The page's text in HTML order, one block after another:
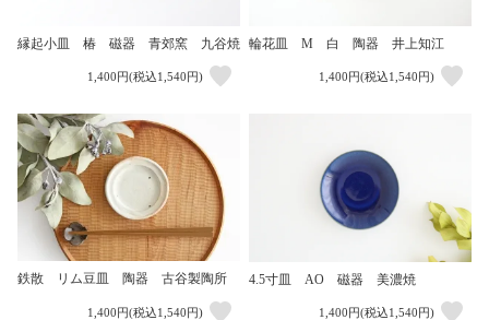
縁起小皿 椿 磁器 青郊窯 九谷焼
1,400円(税込1,540円)
輪花皿 M 白 陶器 井上知江
1,400円(税込1,540円)
鉄散 リム豆皿 陶器 古谷製陶所
1,400円(税込1,540円)
4.5寸皿 AO 磁器 美濃焼
1,400円(税込1,540円)